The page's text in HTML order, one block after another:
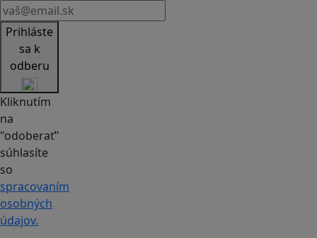
Prihláste
sa k
odberu
Kliknutím
na
"odoberať"
súhlasíte
so
spracovaním
osobných
údajov.